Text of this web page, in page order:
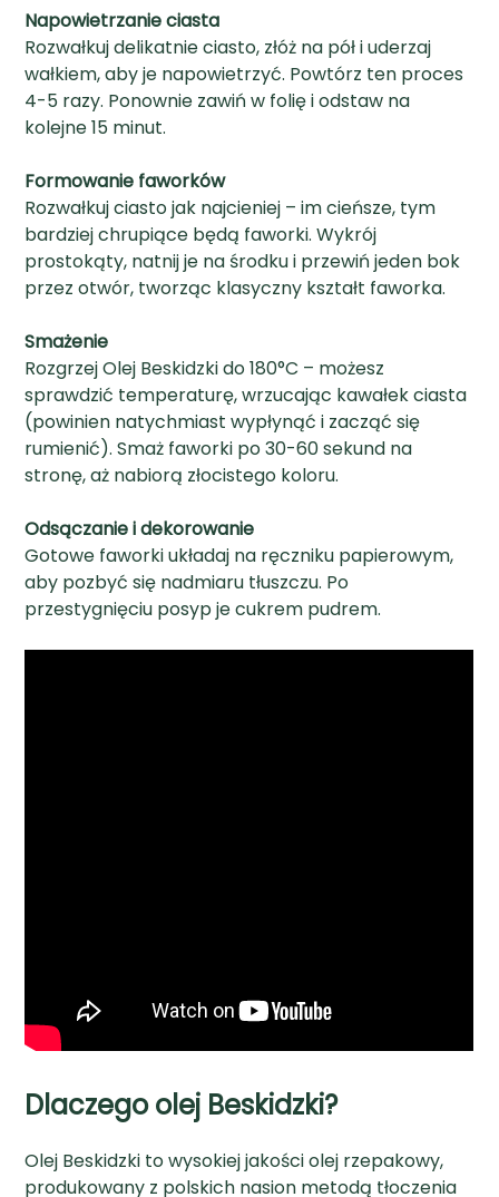
Napowietrzanie ciasta
Rozwałkuj delikatnie ciasto, złóż na pół i uderzaj
wałkiem, aby je napowietrzyć. Powtórz ten proces
4-5 razy. Ponownie zawiń w folię i odstaw na
kolejne 15 minut.
Formowanie faworków
Rozwałkuj ciasto jak najcieniej – im cieńsze, tym
bardziej chrupiące będą faworki. Wykrój
prostokąty, natnij je na środku i przewiń jeden bok
przez otwór, tworząc klasyczny kształt faworka.
Smażenie
Rozgrzej Olej Beskidzki do 180°C – możesz
sprawdzić temperaturę, wrzucając kawałek ciasta
(powinien natychmiast wypłynąć i zacząć się
rumienić). Smaż faworki po 30-60 sekund na
stronę, aż nabiorą złocistego koloru.
Odsączanie i dekorowanie
Gotowe faworki układaj na ręczniku papierowym,
aby pozbyć się nadmiaru tłuszczu. Po
przestygnięciu posyp je cukrem pudrem.
Dlaczego olej Beskidzki?
Olej Beskidzki to wysokiej jakości olej rzepakowy,
produkowany z polskich nasion metodą tłoczenia